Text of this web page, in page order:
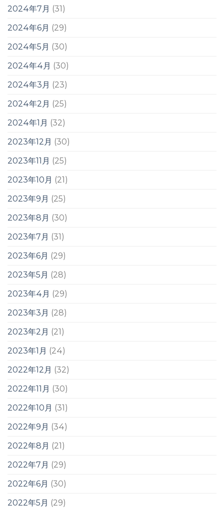
2024年7月 (31)
2024年6月 (29)
2024年5月 (30)
2024年4月 (30)
2024年3月 (23)
2024年2月 (25)
2024年1月 (32)
2023年12月 (30)
2023年11月 (25)
2023年10月 (21)
2023年9月 (25)
2023年8月 (30)
2023年7月 (31)
2023年6月 (29)
2023年5月 (28)
2023年4月 (29)
2023年3月 (28)
2023年2月 (21)
2023年1月 (24)
2022年12月 (32)
2022年11月 (30)
2022年10月 (31)
2022年9月 (34)
2022年8月 (21)
2022年7月 (29)
2022年6月 (30)
2022年5月 (29)